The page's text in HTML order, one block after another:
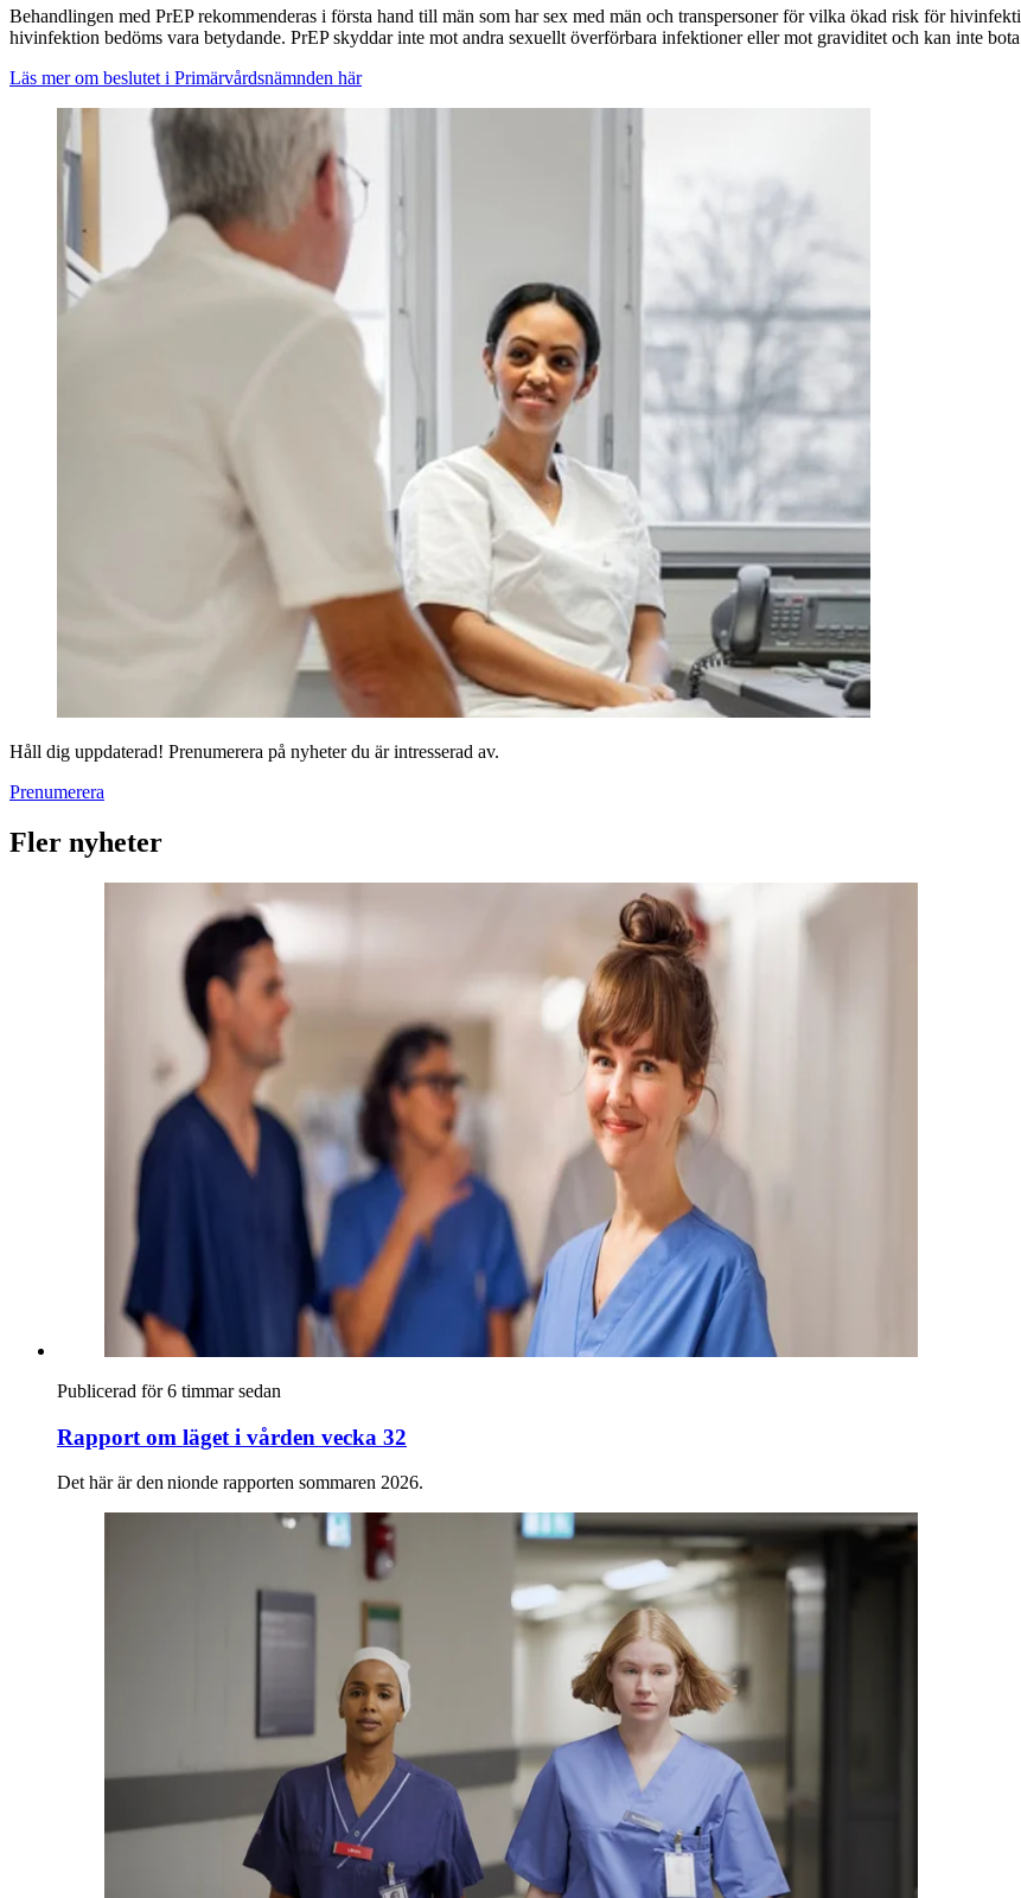
Behandlingen med PrEP rekommenderas i första hand till män som har sex med män och transpersoner för vilka ökad risk för
hivinfektion bedöms vara betydande. PrEP skyddar inte mot andra sexuellt överförbara infektioner eller mot graviditet och kan inte
Läs mer om beslutet i Primärvårdsnämnden här
Håll dig uppdaterad! Prenumerera på nyheter du är intresserad av.
Prenumerera
Fler nyheter
Publicerad för 6 timmar sedan
Rapport om läget i vården vecka 32
Det här är den nionde rapporten sommaren 2026.